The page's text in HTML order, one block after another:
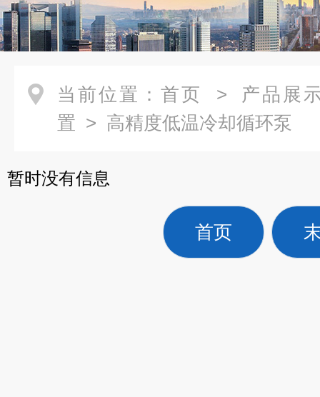
当前位置： 首页 > 产品展
置 > 高精度低温冷却循环泵
暂时没有信息
首页